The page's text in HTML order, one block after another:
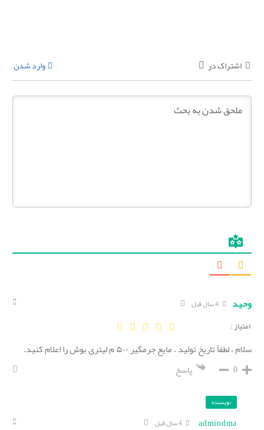
اشتراک در وارد شدن
وحید
امتیاز :
سلام ، لطفاً تاریخ تولید ، مایع جرمگیر ۵۰۰ م لیتری بوش را اعلام کنید.
0 پاسخ
نویسنده
admindma